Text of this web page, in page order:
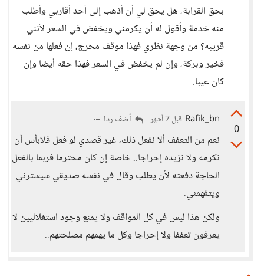
بحق القرابة، هل يحق لي أن أذهب إلى أحد أقاربي وأطلب
منه خدمة وأقول له أن يكرمني ويخفض في السعر لأنني
قريبه؟ من وجهة نظري فهذا موقف محرج، إن فعلها من نفسه
فخير وبركة، وإن لم يخفض في السعر فهذا حقه أيضا وإن
كان عيبا.
0
Rafik_bn قبل 7 أشهر أضف ردا
نعم من التعفف ألا نفعل ذلك، غير قصدي لو فعل فلابأس أن
نكرمه ولا نزيده إحراجا.. خاصة إن كان محترما فربما بالفعل
الحاجة دفعته لأن يطلب وقال في نفسه صديقي سيسترني
ويتفهمني.
ولكن هذا ليس في كل المواقف ولا يمنع وجود استغلاليين لا
يعرفون تعففا ولا إحراجا وكل ما يهمهم مصلحتهم..